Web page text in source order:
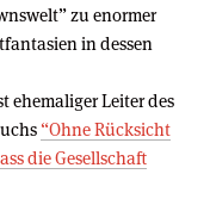
zu enormer
in dessen
ehemaliger Leiter des
“Ohne Rücksicht
die Gesellschaft